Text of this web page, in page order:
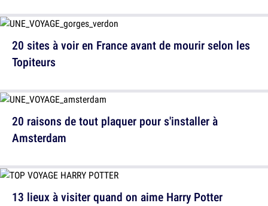
20 sites à voir en France avant de mourir selon les
Topiteurs
13 lieux à visiter quand on aime Harry Potter
20 raisons de tout plaquer pour s'installer à
Amsterdam